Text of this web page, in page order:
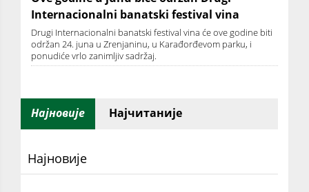
Internacionalni banatski festival vina
Drugi Internacionalni banatski festival vina će ove godine biti
održan 24. juna u Zrenjaninu, u Karađorđevom parku, i
ponudiće vrlo zanimljiv sadržaj.
Најновије Најчитаније
Најновије